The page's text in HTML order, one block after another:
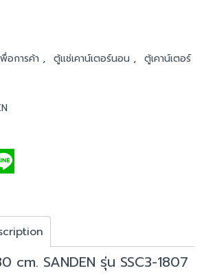
อการค้า , ตู้แช่เคาน์เตอร์นอน , ตู้เคาน์เตอร์
cm. SANDEN รุ่น SSC3-1807